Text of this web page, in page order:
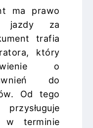
ma prawo
jazdy za
trafia
który
o
do
Od tego
w terminie